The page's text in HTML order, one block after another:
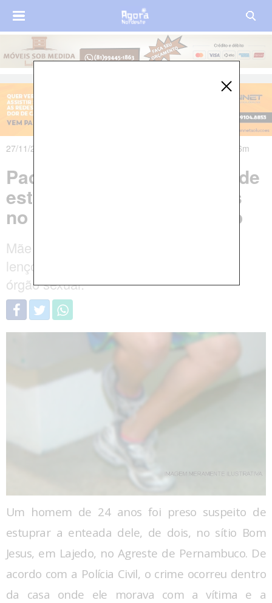
27/11/2019 às 12h02m - Atualizado em 27/11/2019 às 12h36m
Padrasto é preso suspeito de
estuprar enteada de 2 anos
no Agreste de Pernambuco
Mãe encontrou a filha enrolada em um
lençol e apresentando sangramento no
órgão sexual.
Um homem de 24 anos foi preso suspeito de
estuprar a enteada dele, de dois, no sítio Bom
Jesus, em Lajedo, no Agreste de Pernambuco. De
acordo com a Polícia Civil, o crime ocorreu dentro
da casa onde ele morava com a vítima e a